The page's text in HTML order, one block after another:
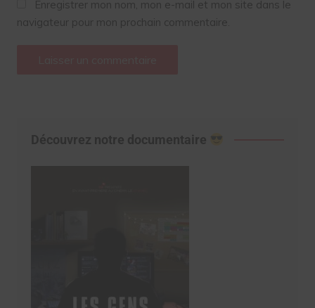
Enregistrer mon nom, mon e-mail et mon site dans le
navigateur pour mon prochain commentaire.
Découvrez notre documentaire